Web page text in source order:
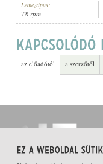
Lemeztípus:
78 rpm
az előadótól a szerzőtől